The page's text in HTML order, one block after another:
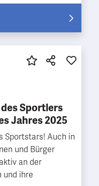
Sportlers
Jahres 2025
Sportstars! Auch in
und Bürger
an der
und ihre